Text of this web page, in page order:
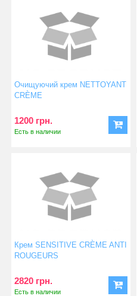
Очищуючий крем NETTOYANT
CRÈME
1200 грн.
Есть в наличии
Крем SENSITIVE CRÈME ANTI
ROUGEURS
2820 грн.
Есть в наличии